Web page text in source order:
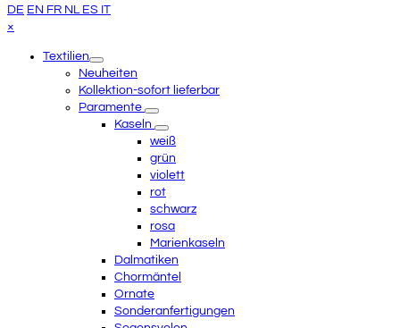
Anfang
scrollen
DE EN FR NL ES IT
×
menuTextilien
Neuheiten
Kollektion-sofort lieferbar
Paramente
Kaseln
weiß
grün
violett
rot
schwarz
rosa
Marienkaseln
Dalmatiken
Chormäntel
Ornate
Sonderanfertigungen